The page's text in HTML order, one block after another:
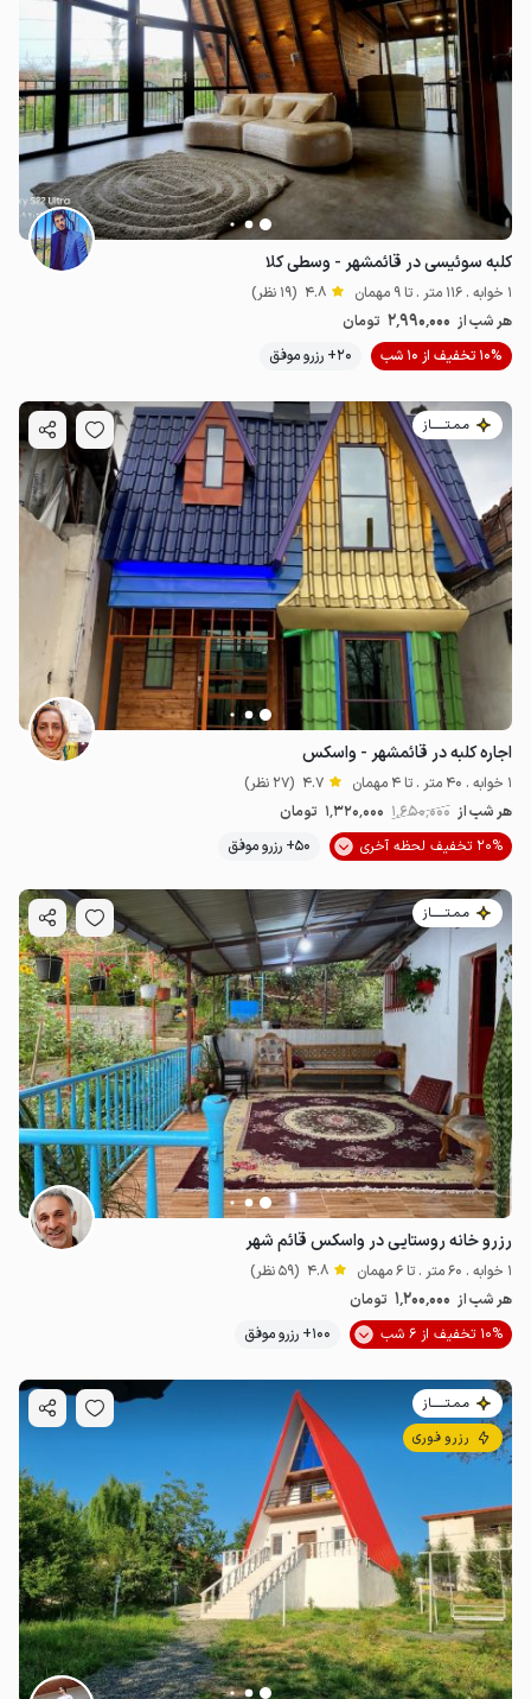
4.5میلیون ت 4.6
کلبه سوئیسی در قائمشهر - وسطی کلا
1 خوابه . 116 متر . تا 9 مهمان 4.8 (19 نظر)
هر شب از 2٬990٬000 تومان
10% تخفیف از 10 شب
20+ رزرو موفق
مـمـتــــــاز
اجاره کلبه در قائمشهر - واسکس
1 خوابه . 40 متر . تا 4 مهمان 4.7 (27 نظر)
هر شب از 1٬650٬000 1٬320٬000 تومان
20% تخفیف لحظه آخری
50+ رزرو موفق
مـمـتــــــاز
رزرو خانه روستایی در واسکس قائم شهر
1 خوابه . 60 متر . تا 6 مهمان 4.8 (59 نظر)
هر شب از 1٬200٬000 تومان
10% تخفیف از 6 شب
100+ رزرو موفق
مـمـتــــــاز
رزرو فوری